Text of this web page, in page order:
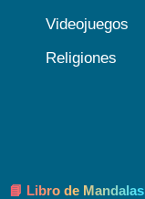
Videojuegos
Religiones
📘 Libro de